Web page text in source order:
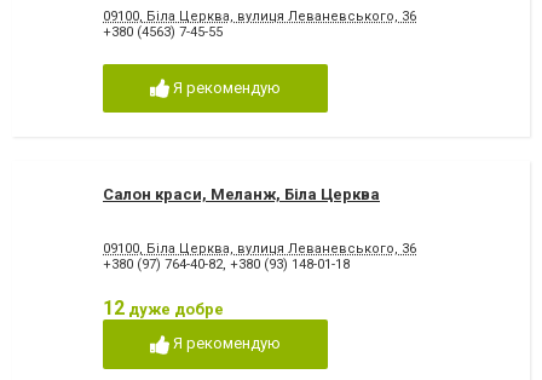
09100, Біла Церква, вулиця Леваневського, 36
+380 (4563) 7-45-55
Я рекомендую
Салон краси, Меланж, Біла Церква
09100, Біла Церква, вулиця Леваневського, 36
+380 (97) 764-40-82, +380 (93) 148-01-18
12 дуже добре
Я рекомендую